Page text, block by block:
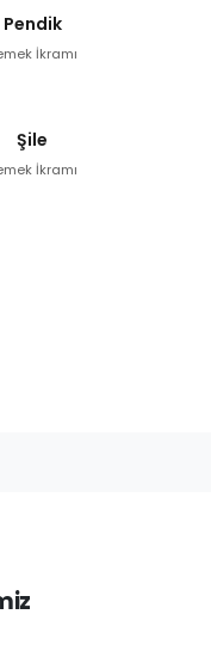
Pendik
İkramı
Şile
İkramı